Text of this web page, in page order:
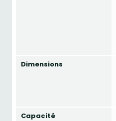
Dimensions
Capacité